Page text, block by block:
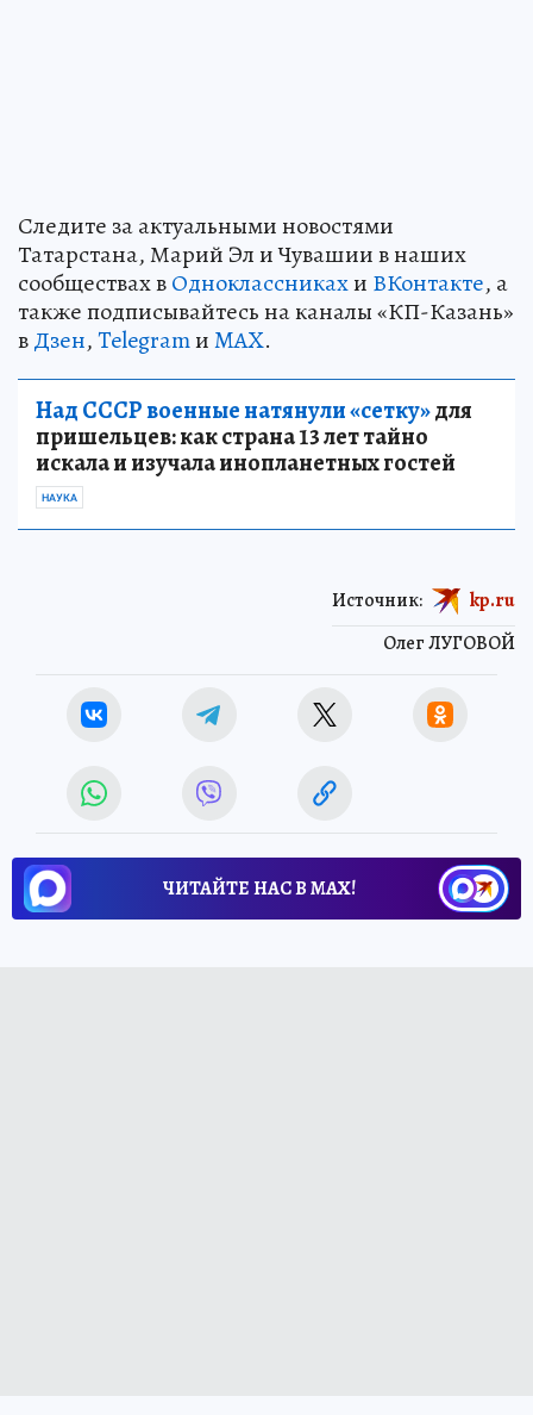
Следите за актуальными новостями
Татарстана, Марий Эл и Чувашии в наших
сообществах вОдноклассникахи ВКонтакте, а
также подписывайтесь на каналы «КП-Казань»
вДзен,TelegramиMAX.
Над СССР военные натянули «сетку»для
пришельцев: как страна 13 лет тайно
искала и изучала инопланетных гостей
НАУКА
Олег ЛУГОВОЙ
Источник: kp.ru
ЧИТАЙТЕ НАС В МАХ!